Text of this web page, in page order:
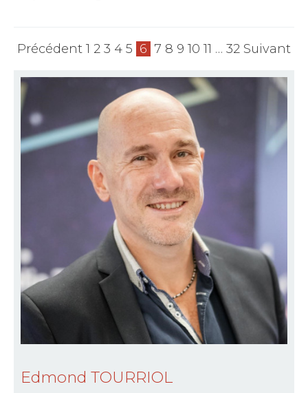
Précédent 1 2 3 4 5 6 7 8 9 10 11 … 32 Suivant
Edmond TOURRIOL